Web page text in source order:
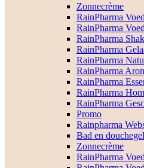
Zonnecrème
RainPharma
RainPharma
RainPharma
RainPharma
RainPharma
RainPharma
RainPharma
RainPharma
RainPharma
Promo
Rainpharma
Bad en douchegel
Zonnecrème
RainPharma